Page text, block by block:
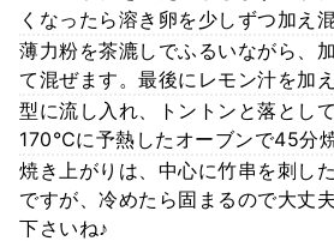
くなったら溶き卵を少しずつ加え混
薄力粉を茶漉しでふるいながら、
て混ぜます。最後にレモン汁を加え
型に流し入れ、トントンと落とし
170℃に予熱したオーブンで45分
焼き上がりは、中心に竹串を刺し
ですが、冷めたら固まるので大丈
下さいね♪